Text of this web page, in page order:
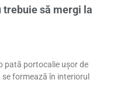
trebuie să mergi la
pată portocalie ușor de
formează în interiorul